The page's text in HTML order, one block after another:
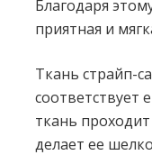
Благодаря
приятная и
Ткань страйп-
соответствует
ткань
делает ее